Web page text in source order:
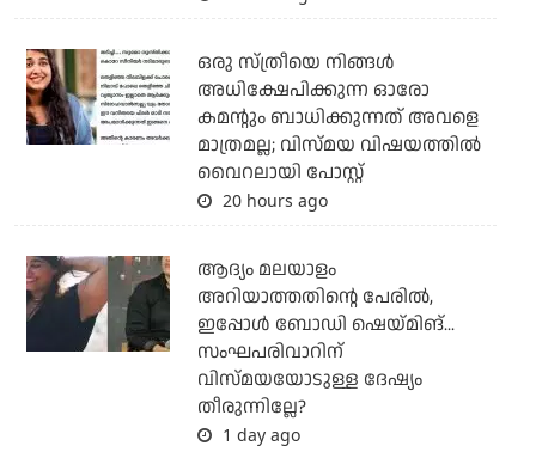
ഒരു സ്ത്രീയെ നിങ്ങള്‍
അധിക്ഷേപിക്കുന്ന ഓരോ
കമന്റും ബാധിക്കുന്നത് അവളെ
മാത്രമല്ല; വിസ്മയ വിഷയത്തില്‍
വൈറലായി പോസ്റ്റ്
20 hours ago
ആദ്യം മലയാളം
അറിയാത്തതിന്റെ പേരില്‍,
ഇപ്പോള്‍ ബോഡി ഷെയ്മിങ്...
സംഘപരിവാറിന്
വിസ്മയയോടുള്ള ദേഷ്യം
തീരുന്നില്ലേ?
1 day ago